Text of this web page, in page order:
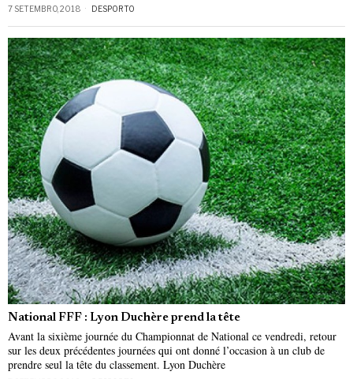
7 SETEMBRO, 2018 DESPORTO
National FFF : Lyon Duchère prend la tête
Avant la sixième journée du Championnat de National ce vendredi, retour
sur les deux précédentes journées qui ont donné l’occasion à un club de
prendre seul la tête du classement. Lyon Duchère